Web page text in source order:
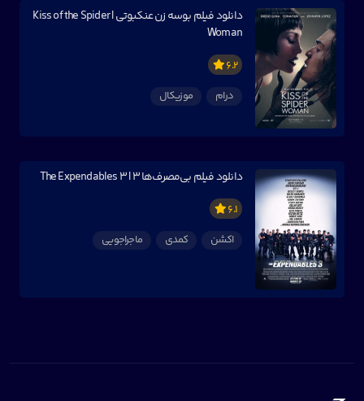
دانلود فیلم بوسه زن عنکبوتی | Kiss of the Spider
Woman
6.2
درام
موزیکال
دانلود فیلم بی‌مصرف‌ها 3 | The Expendables 3
6.1
اکشن
کمدی ماجراجویی